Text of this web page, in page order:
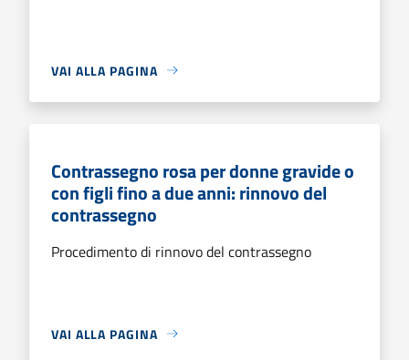
VAI ALLA PAGINA
Contrassegno rosa per donne gravide o
con figli fino a due anni: rinnovo del
contrassegno
Procedimento di rinnovo del contrassegno
VAI ALLA PAGINA